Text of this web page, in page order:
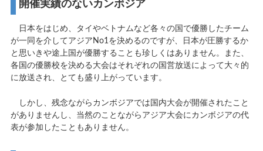
開催実績のないカンボジア
日本をはじめ、タイやベトナムなど各々の国で優勝したチーム
が一同を介してアジアNo1を決めるのですが、日本が圧勝するか
と思いきや途上国が優勝することも珍しくはありません。また、
各国の優勝校を決める大会はそれぞれの国営放送によって大々的
に放送され、とても盛り上がっています。
しかし、残念ながらカンボジアでは国内大会が開催されたこと
がありませんし、当然のことながらアジア大会にカンボジアの代
表が参加したこともありません。